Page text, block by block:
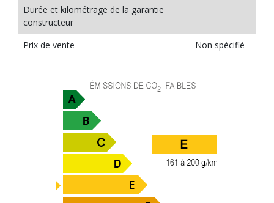
Durée et kilométrage de la garantie
constructeur
Prix de vente
Non spécifié